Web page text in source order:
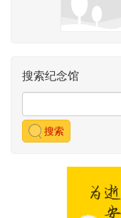
搜索纪念馆
搜索